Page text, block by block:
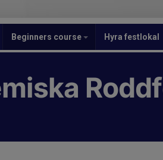
Beginners course Hyra festlokal